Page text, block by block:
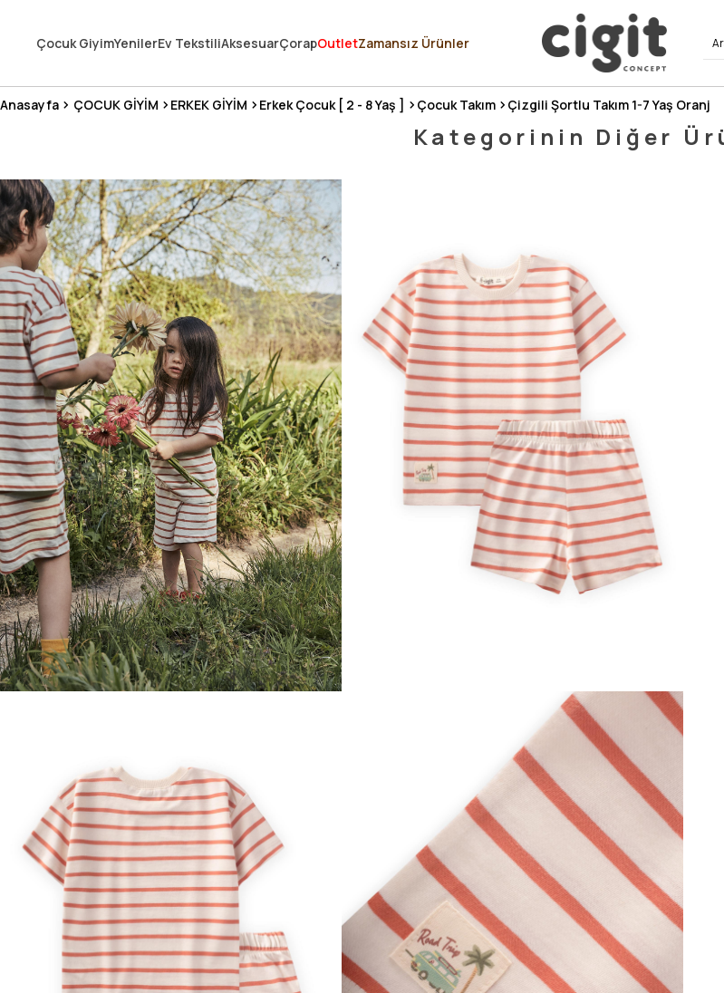
3 MİLYONDAN FAZLA MUTLU MÜŞTERİ ❤️ 10 MİLYON ÜRÜN
Çocuk GiyimYenilerEv TekstiliAksesuarÇorapOutletZamansız Ürünler
Anasayfa ÇOCUK GİYİM ERKEK GİYİM Erkek Çocuk [ 2 - 8 Yaş ] Çocuk Takım Çizgili Şortlu Takım 1-7 Yaş Oranj
Kategorinin Diğer